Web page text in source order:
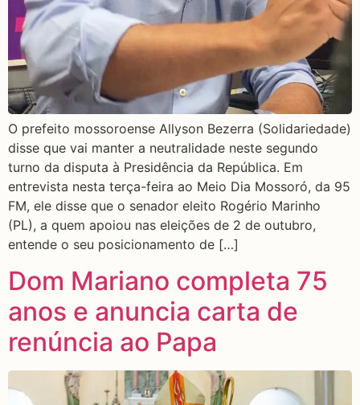
O prefeito mossoroense Allyson Bezerra (Solidariedade)
disse que vai manter a neutralidade neste segundo
turno da disputa à Presidência da República. Em
entrevista nesta terça-feira ao Meio Dia Mossoró, da 95
FM, ele disse que o senador eleito Rogério Marinho
(PL), a quem apoiou nas eleições de 2 de outubro,
entende o seu posicionamento de […]
Dom Mariano completa 75
anos e anuncia carta de
renúncia ao Papa